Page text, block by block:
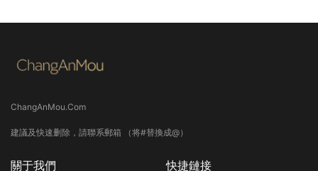
ChangAnMou.Com
建議及快速删除，請聯系郵箱 （将#替換成@）
關于我們 快捷鏈接